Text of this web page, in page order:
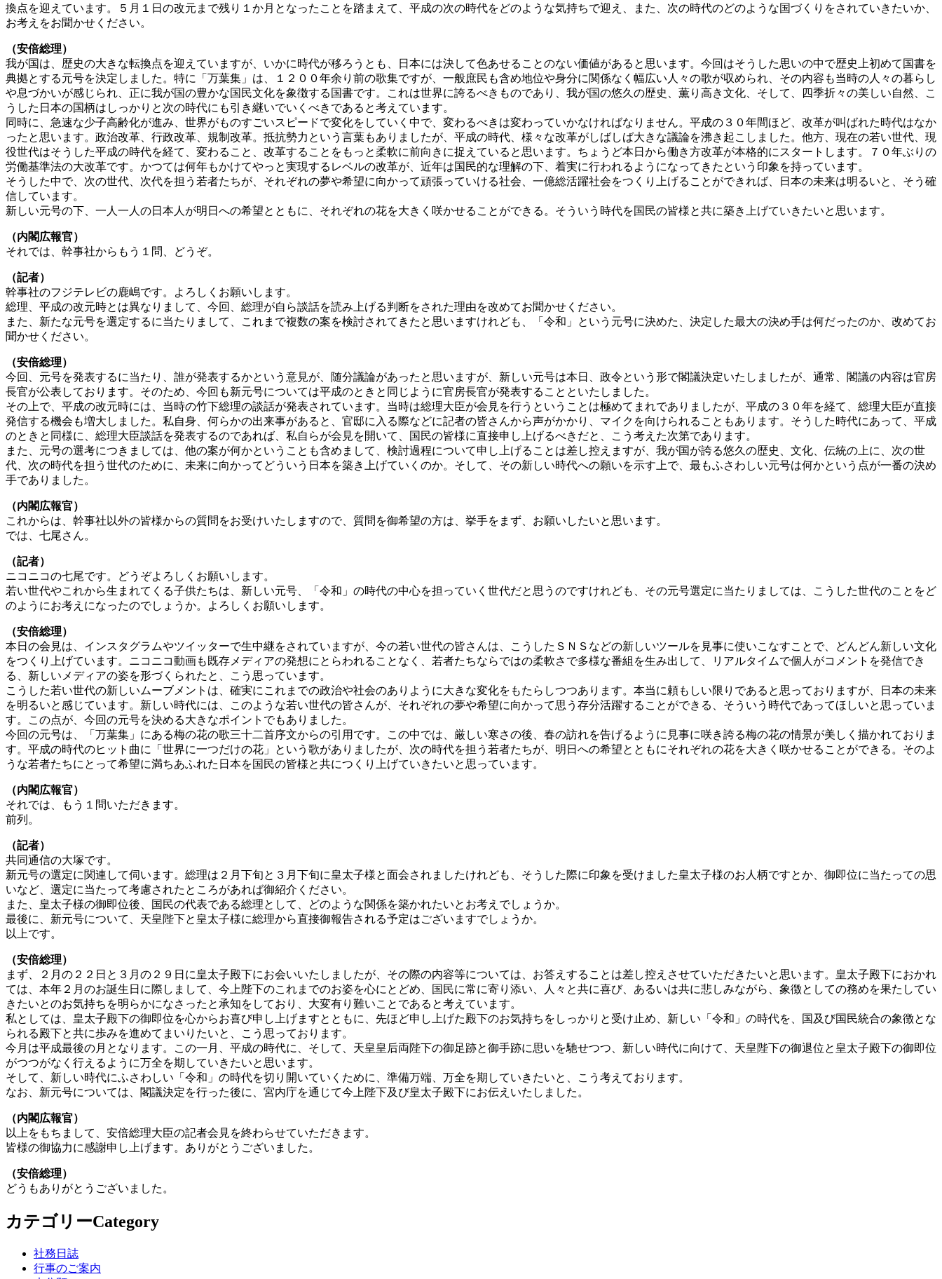
換点を迎えています。５月１日の改元まで残り１か月となったことを踏まえて、平成の次の時代をどのような気持ちで迎え、また、次の時代のどのような国づくりをされていきたいか、
お考えをお聞かせください。
（安倍総理）
我が国は、歴史の大きな転換点を迎えていますが、いかに時代が移ろうとも、日本には決して色あせることのない価値があると思います。今回はそうした思いの中で歴史上初めて国書を
典拠とする元号を決定しました。特に「万葉集」は、１２００年余り前の歌集ですが、一般庶民も含め地位や身分に関係なく幅広い人々の歌が収められ、その内容も当時の人々の暮らし
や息づかいが感じられ、正に我が国の豊かな国民文化を象徴する国書です。これは世界に誇るべきものであり、我が国の悠久の歴史、薫り高き文化、そして、四季折々の美しい自然、こ
うした日本の国柄はしっかりと次の時代にも引き継いでいくべきであると考えています。
同時に、急速な少子高齢化が進み、世界がものすごいスピードで変化をしていく中で、変わるべきは変わっていかなければなりません。平成の３０年間ほど、改革が叫ばれた時代はなか
ったと思います。政治改革、行政改革、規制改革。抵抗勢力という言葉もありましたが、平成の時代、様々な改革がしばしば大きな議論を沸き起こしました。他方、現在の若い世代、現
役世代はそうした平成の時代を経て、変わること、改革することをもっと柔軟に前向きに捉えていると思います。ちょうど本日から働き方改革が本格的にスタートします。７０年ぶりの
労働基準法の大改革です。かつては何年もかけてやっと実現するレベルの改革が、近年は国民的な理解の下、着実に行われるようになってきたという印象を持っています。
そうした中で、次の世代、次代を担う若者たちが、それぞれの夢や希望に向かって頑張っていける社会、一億総活躍社会をつくり上げることができれば、日本の未来は明るいと、そう確
信しています。
新しい元号の下、一人一人の日本人が明日への希望とともに、それぞれの花を大きく咲かせることができる。そういう時代を国民の皆様と共に築き上げていきたいと思います。
（内閣広報官）
それでは、幹事社からもう１問、どうぞ。
（記者）
幹事社のフジテレビの鹿嶋です。よろしくお願いします。
総理、平成の改元時とは異なりまして、今回、総理が自ら談話を読み上げる判断をされた理由を改めてお聞かせください。
また、新たな元号を選定するに当たりまして、これまで複数の案を検討されてきたと思いますけれども、「令和」という元号に決めた、決定した最大の決め手は何だったのか、改めてお
聞かせください。
（安倍総理）
今回、元号を発表するに当たり、誰が発表するかという意見が、随分議論があったと思いますが、新しい元号は本日、政令という形で閣議決定いたしましたが、通常、閣議の内容は官房
長官が公表しております。そのため、今回も新元号については平成のときと同じように官房長官が発表することといたしました。
その上で、平成の改元時には、当時の竹下総理の談話が発表されています。当時は総理大臣が会見を行うということは極めてまれでありましたが、平成の３０年を経て、総理大臣が直接
発信する機会も増大しました。私自身、何らかの出来事があると、官邸に入る際などに記者の皆さんから声がかかり、マイクを向けられることもあります。そうした時代にあって、平成
のときと同様に、総理大臣談話を発表するのであれば、私自らが会見を開いて、国民の皆様に直接申し上げるべきだと、こう考えた次第であります。
また、元号の選考につきましては、他の案が何かということも含めまして、検討過程について申し上げることは差し控えますが、我が国が誇る悠久の歴史、文化、伝統の上に、次の世
代、次の時代を担う世代のために、未来に向かってどういう日本を築き上げていくのか。そして、その新しい時代への願いを示す上で、最もふさわしい元号は何かという点が一番の決め
手でありました。
（内閣広報官）
これからは、幹事社以外の皆様からの質問をお受けいたしますので、質問を御希望の方は、挙手をまず、お願いしたいと思います。
では、七尾さん。
（記者）
ニコニコの七尾です。どうぞよろしくお願いします。
若い世代やこれから生まれてくる子供たちは、新しい元号、「令和」の時代の中心を担っていく世代だと思うのですけれども、その元号選定に当たりましては、こうした世代のことをど
のようにお考えになったのでしょうか。よろしくお願いします。
（安倍総理）
本日の会見は、インスタグラムやツイッターで生中継をされていますが、今の若い世代の皆さんは、こうしたＳＮＳなどの新しいツールを見事に使いこなすことで、どんどん新しい文化
をつくり上げています。ニコニコ動画も既存メディアの発想にとらわれることなく、若者たちならではの柔軟さで多様な番組を生み出して、リアルタイムで個人がコメントを発信でき
る、新しいメディアの姿を形づくられたと、こう思っています。
こうした若い世代の新しいムーブメントは、確実にこれまでの政治や社会のありように大きな変化をもたらしつつあります。本当に頼もしい限りであると思っておりますが、日本の未来
を明るいと感じています。新しい時代には、このような若い世代の皆さんが、それぞれの夢や希望に向かって思う存分活躍することができる、そういう時代であってほしいと思っていま
す。この点が、今回の元号を決める大きなポイントでもありました。
今回の元号は、「万葉集」にある梅の花の歌三十二首序文からの引用です。この中では、厳しい寒さの後、春の訪れを告げるように見事に咲き誇る梅の花の情景が美しく描かれておりま
す。平成の時代のヒット曲に「世界に一つだけの花」という歌がありましたが、次の時代を担う若者たちが、明日への希望とともにそれぞれの花を大きく咲かせることができる。そのよ
うな若者たちにとって希望に満ちあふれた日本を国民の皆様と共につくり上げていきたいと思っています。
（内閣広報官）
それでは、もう１問いただきます。
前列。
（記者）
共同通信の大塚です。
新元号の選定に関連して伺います。総理は２月下旬と３月下旬に皇太子様と面会されましたけれども、そうした際に印象を受けました皇太子様のお人柄ですとか、御即位に当たっての思
いなど、選定に当たって考慮されたところがあれば御紹介ください。
また、皇太子様の御即位後、国民の代表である総理として、どのような関係を築かれたいとお考えでしょうか。
最後に、新元号について、天皇陛下と皇太子様に総理から直接御報告される予定はございますでしょうか。
以上です。
（安倍総理）
まず、２月の２２日と３月の２９日に皇太子殿下にお会いいたしましたが、その際の内容等については、お答えすることは差し控えさせていただきたいと思います。皇太子殿下におかれ
ては、本年２月のお誕生日に際しまして、今上陛下のこれまでのお姿を心にとどめ、国民に常に寄り添い、人々と共に喜び、あるいは共に悲しみながら、象徴としての務めを果たしてい
きたいとのお気持ちを明らかになさったと承知をしており、大変有り難いことであると考えています。
私としては、皇太子殿下の御即位を心からお喜び申し上げますとともに、先ほど申し上げた殿下のお気持ちをしっかりと受け止め、新しい「令和」の時代を、国及び国民統合の象徴とな
られる殿下と共に歩みを進めてまいりたいと、こう思っております。
今月は平成最後の月となります。この一月、平成の時代に、そして、天皇皇后両陛下の御足跡と御手跡に思いを馳せつつ、新しい時代に向けて、天皇陛下の御退位と皇太子殿下の御即位
がつつがなく行えるように万全を期していきたいと思います。
そして、新しい時代にふさわしい「令和」の時代を切り開いていくために、準備万端、万全を期していきたいと、こう考えております。
なお、新元号については、閣議決定を行った後に、宮内庁を通じて今上陛下及び皇太子殿下にお伝えいたしました。
（内閣広報官）
以上をもちまして、安倍総理大臣の記者会見を終わらせていただきます。
皆様の御協力に感謝申し上げます。ありがとうございました。
（安倍総理）
どうもありがとうございました。
カテゴリーCategory
社務日誌
行事のご案内